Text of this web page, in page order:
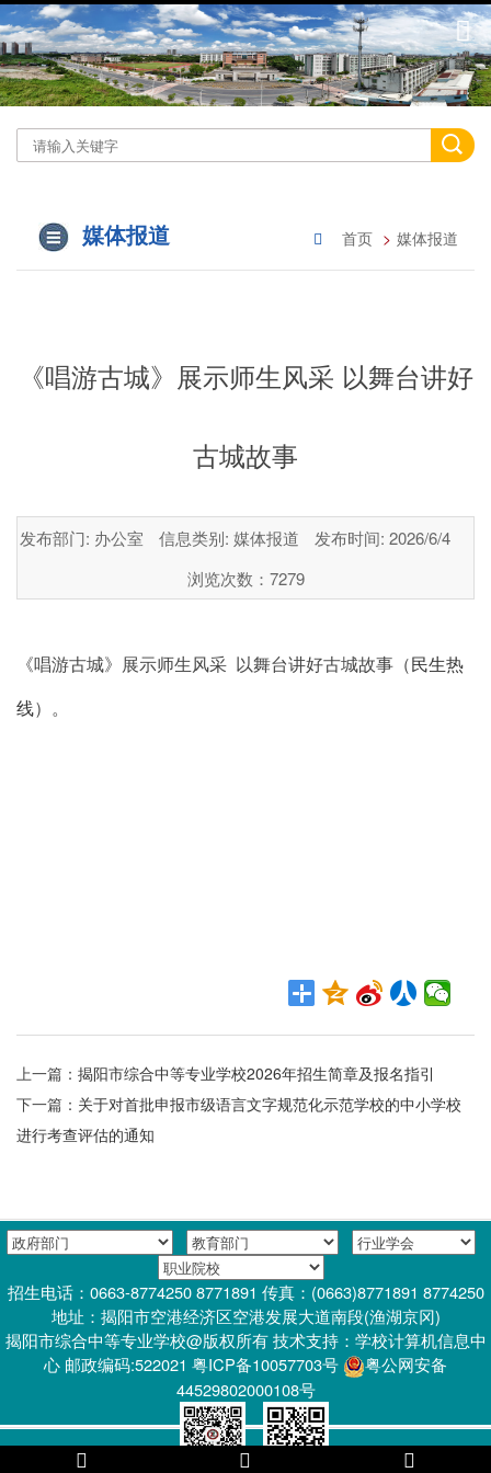
媒体报道 首页 媒体报道
《唱游古城》展示师生风采 以舞台讲好
古城故事
发布部门: 办公室 信息类别: 媒体报道
发布时间: 2026/6/4
浏览次数： 7279
《唱游古城》展示师生风采 以舞台讲好古城故事（ 民生热
线）。
上一篇： 揭阳市综合中等专业学校2026年招生简章及报名指引
下一篇： 关于对首批申报市级语言文字规范化示范学校的中小学校
进行考查评估的通知
招生电话：0663-8774250 8771891 传真：(0663)8771891 8774250
地址：揭阳市空港经济区空港发展大道南段(渔湖京冈)
揭阳市综合中等专业学校@版权所有 技术支持：学校计算机信息中
心 邮政编码:522021 粤ICP备10057703号
粤公网安备
44529802000108号